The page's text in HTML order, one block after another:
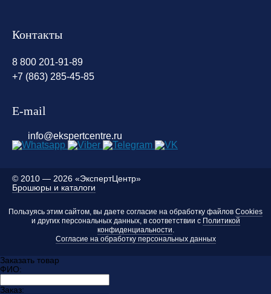
Контакты
8 800 201-91-89
+7 (863) 285-45-85
E-mail
info@ekspertcentre.ru
© 2010 — 2026 «ЭкспертЦентр»
Брошюры и каталоги
Пользуясь этим сайтом, вы даете согласие на обработку файлов Cookies
и других персональных данных, в соответствии с Политикой
конфиденциальности.
Согласие на обработку персональных данных
Заказать товар
ФИО:
Заказ: